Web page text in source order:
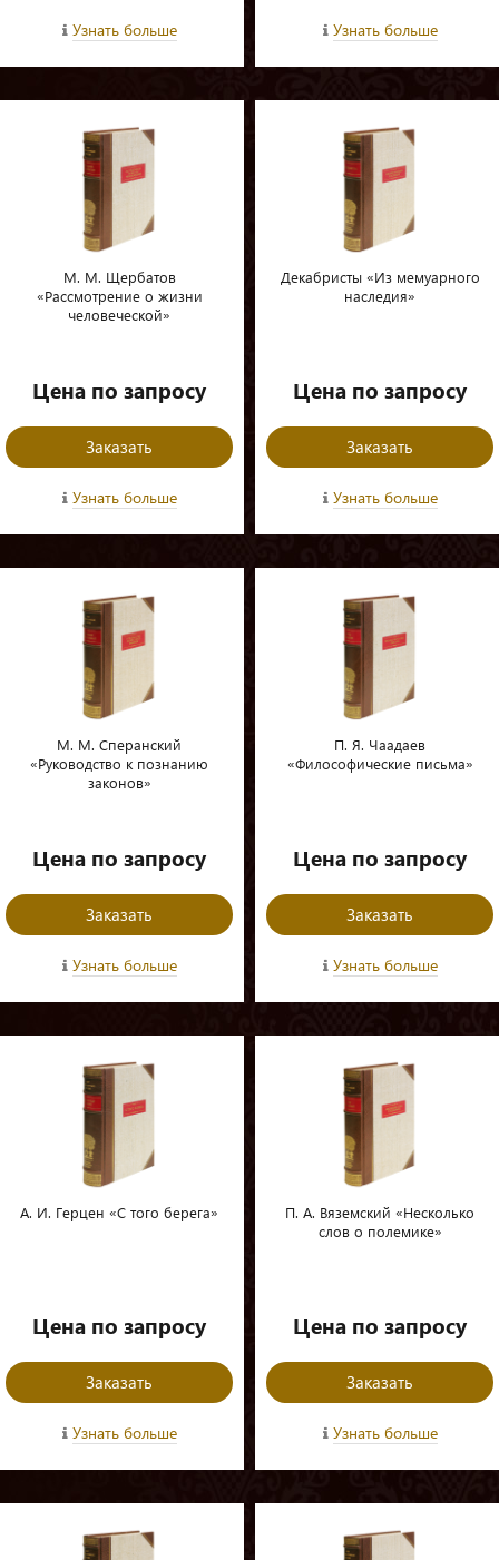
Узнать больше Узнать больше
М. М. Щербатов
«Рассмотрение о жизни
человеческой»
Цена по запросу
Заказать
Узнать больше
Декабристы «Из мемуарного
наследия»
Цена по запросу
Заказать
Узнать больше
М. М. Сперанский
«Руководство к познанию
законов»
Цена по запросу
Заказать
Узнать больше
П. Я. Чаадаев
«Философические письма»
Цена по запросу
Заказать
Узнать больше
А. И. Герцен «С того берега»
Цена по запросу
Заказать
Узнать больше
П. А. Вяземский «Несколько
слов о полемике»
Цена по запросу
Заказать
Узнать больше